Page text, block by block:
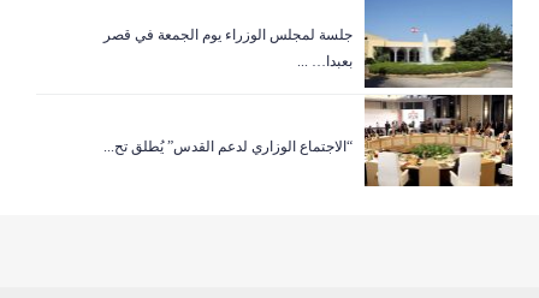
جلسة لمجلس الوزراء يوم الجمعة في قصر
بعبدا… ...
“الاجتماع الوزاري لدعم القدس” يُطلق تح...